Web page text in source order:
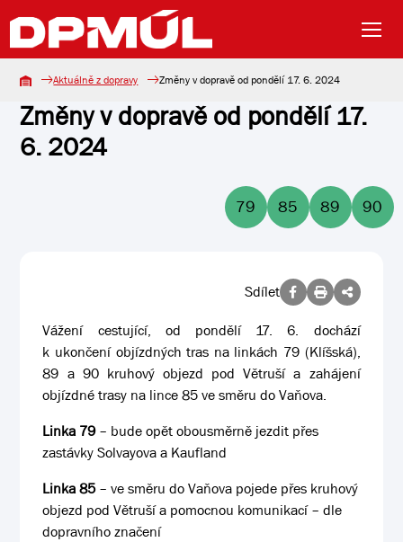
Aktuálně z dopravy Změny v dopravě od pondělí 17. 6. 2024
Změny v dopravě od pondělí 17.
6. 2024
79 85 89 90
Sdílet
Vážení cestující, od pondělí 17. 6. dochází
k ukončení objízdných tras na linkách 79 (Klíšská),
89 a 90 kruhový objezd pod Větruší a zahájení
objízdné trasy na lince 85 ve směru do Vaňova.
Linka 79– bude opět obousměrně jezdit přes
zastávky Solvayova a Kaufland
Linka 85– ve směru do Vaňova pojede přes kruhový
objezd pod Větruší a pomocnou komunikací – dle
dopravního značení